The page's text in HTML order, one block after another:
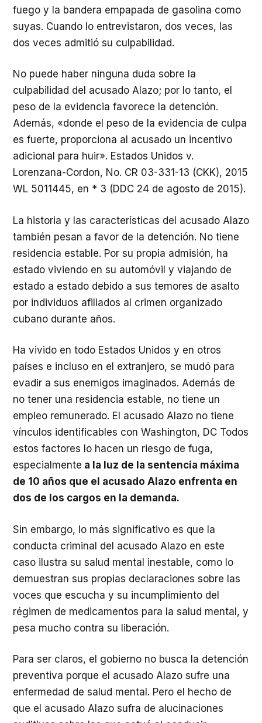
fuego y la bandera empapada de gasolina como
suyas. Cuando lo entrevistaron, dos veces, las
dos veces admitió su culpabilidad.
No puede haber ninguna duda sobre la
culpabilidad del acusado Alazo; por lo tanto, el
peso de la evidencia favorece la detención.
Además, «donde el peso de la evidencia de culpa
es fuerte, proporciona al acusado un incentivo
adicional para huir». Estados Unidos v.
Lorenzana-Cordon, No. CR 03-331-13 (CKK), 2015
WL 5011445, en * 3 (DDC 24 de agosto de 2015).
La historia y las características del acusado Alazo
también pesan a favor de la detención. No tiene
residencia estable. Por su propia admisión, ha
estado viviendo en su automóvil y viajando de
estado a estado debido a sus temores de asalto
por individuos afiliados al crimen organizado
cubano durante años.
Ha vivido en todo Estados Unidos y en otros
países e incluso en el extranjero, se mudó para
evadir a sus enemigos imaginados. Además de
no tener una residencia estable, no tiene un
empleo remunerado. El acusado Alazo no tiene
vínculos identificables con Washington, DC Todos
estos factores lo hacen un riesgo de fuga,
especialmente a la luz de la sentencia máxima
de 10 años que el acusado Alazo enfrenta en
dos de los cargos en la demanda.
Sin embargo, lo más significativo es que la
conducta criminal del acusado Alazo en este
caso ilustra su salud mental inestable, como lo
demuestran sus propias declaraciones sobre las
voces que escucha y su incumplimiento del
régimen de medicamentos para la salud mental, y
pesa mucho contra su liberación.
Para ser claros, el gobierno no busca la detención
preventiva porque el acusado Alazo sufre una
enfermedad de salud mental. Pero el hecho de
que el acusado Alazo sufra de alucinaciones